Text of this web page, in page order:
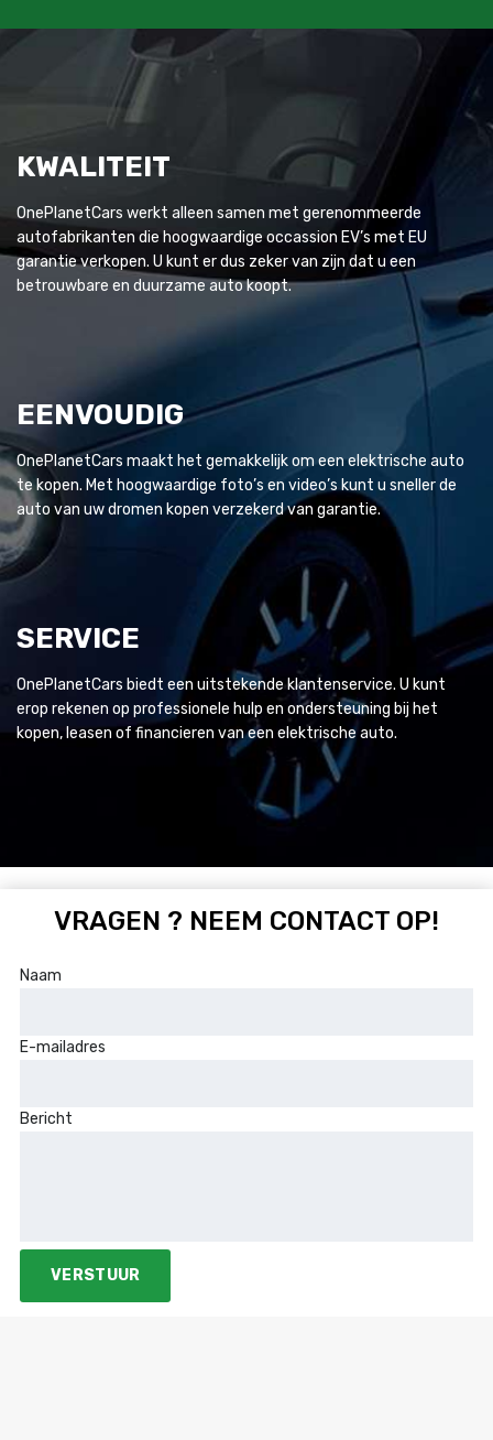
KWALITEIT
OnePlanetCars werkt alleen samen met gerenommeerde
autofabrikanten die hoogwaardige occassion EV’s met EU
garantie verkopen. U kunt er dus zeker van zijn dat u een
betrouwbare en duurzame auto koopt.
EENVOUDIG
OnePlanetCars maakt het gemakkelijk om een elektrische auto
te kopen. Met hoogwaardige foto’s en video’s kunt u sneller de
auto van uw dromen kopen verzekerd van garantie.
SERVICE
OnePlanetCars biedt een uitstekende klantenservice. U kunt
erop rekenen op professionele hulp en ondersteuning bij het
kopen, leasen of financieren van een elektrische auto.
VRAGEN ? NEEM CONTACT OP!
Naam
E-mailadres
Bericht